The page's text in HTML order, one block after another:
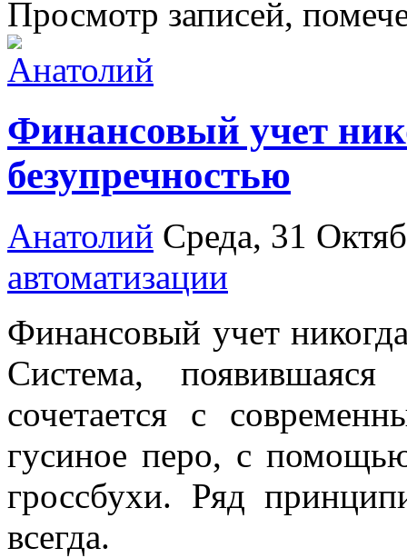
Просмотр записей,
Финансовый учет
безупречностью
Анатолий Среда, 31
автоматизации
Финансовый учет
Система,
сочетается с
гусиное перо, с
гроссбухи. Ряд
всегда.